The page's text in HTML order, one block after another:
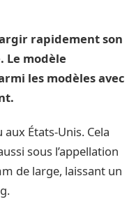
rapidement son
Le modèle
les modèles avec
États-Unis. Cela
sous l’appellation
de large, laissant un